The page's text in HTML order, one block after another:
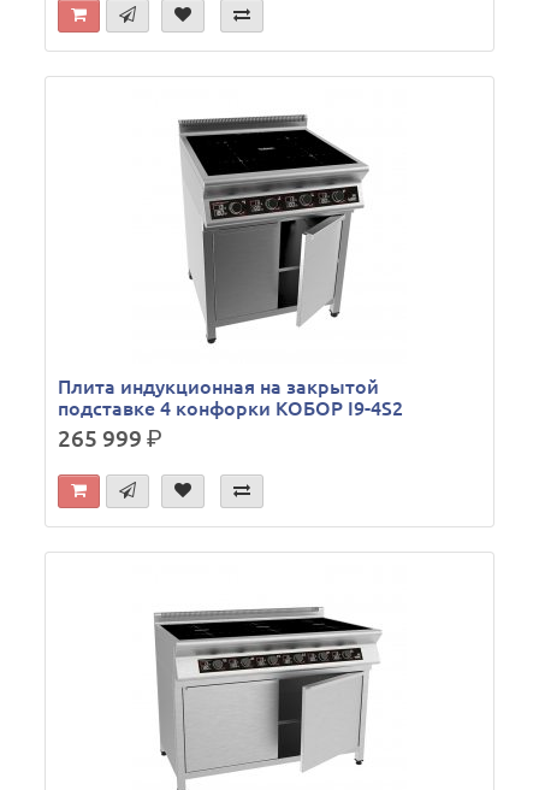
Плита индукционная на закрытой
подставке 4 конфорки КОБОР I9-4S2
265 999р.